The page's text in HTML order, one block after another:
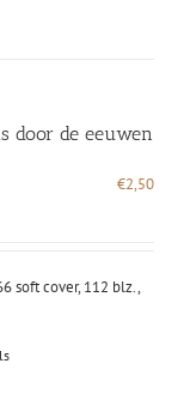
door de eeuwen
€2,50
soft cover, 112 blz.,